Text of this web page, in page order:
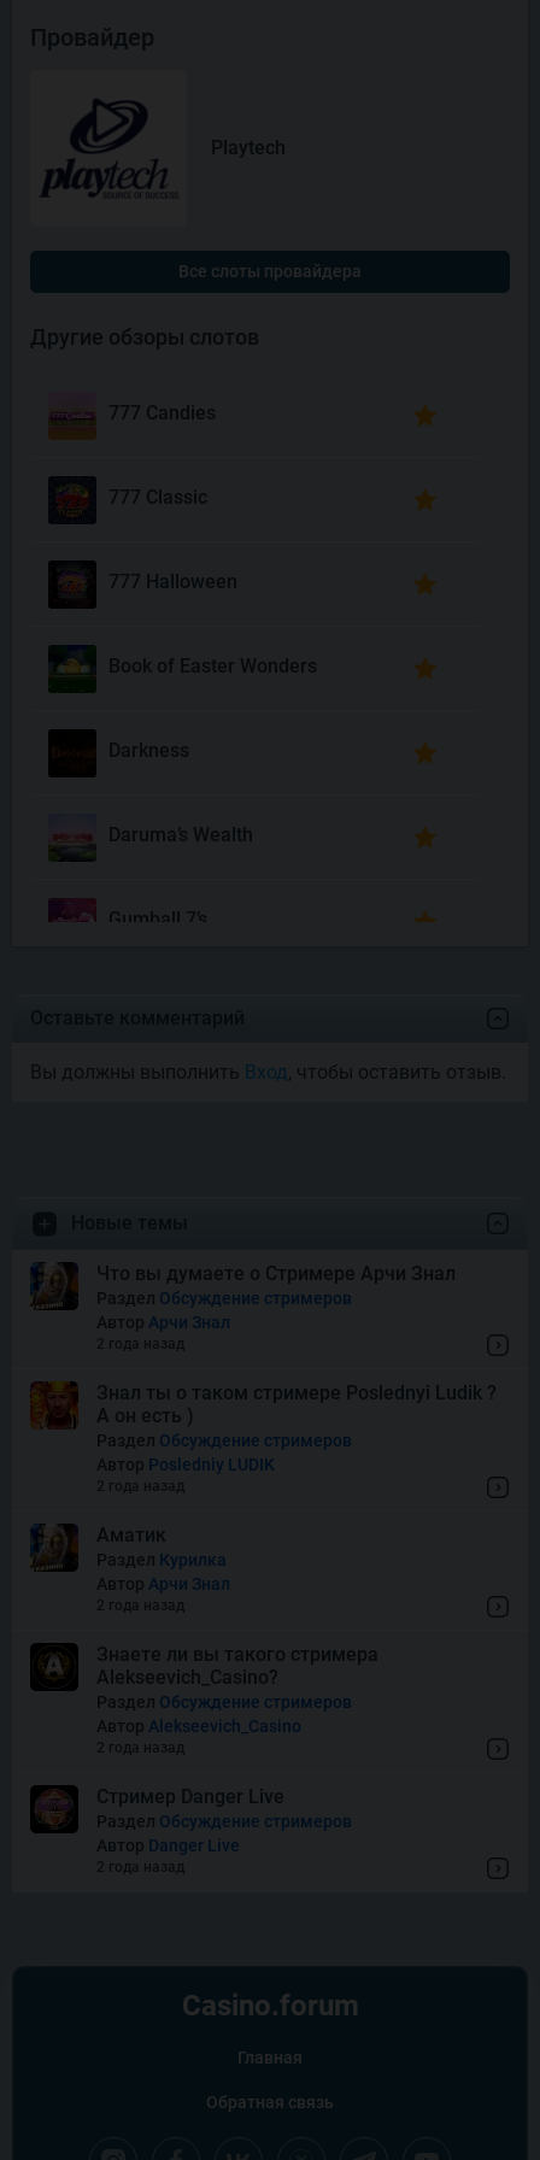
Провайдер
Playtech
Все слоты провайдера
Другие обзоры слотов
777 Candies
777 Classic
777 Halloween
Book of Easter Wonders
Darkness
Daruma’s Wealth
Gumball 7’s
Money Mariachi Infinity
Snake’s Gold Dream Drop
Squish
Thor of Asgard
Wishes
Вы должны выполнить Вход, чтобы оставить отзыв.
Что вы думаете о Стримере Арчи Знал
Раздел Обсуждение стримеров
Автор Арчи Знал
2 года назад
Знал ты о таком стримере Poslednyi Ludik ?
А он есть )
Раздел Обсуждение стримеров
Автор Posledniy LUDIK
2 года назад
Аматик
Раздел Курилка
Автор Арчи Знал
2 года назад
Знаете ли вы такого стримера
Alekseevich_Casino?
Раздел Обсуждение стримеров
Автор Alekseevich_Casino
2 года назад
Стример Danger Live
Раздел Обсуждение стримеров
Автор Danger Live
2 года назад
Casino.forum
Главная
Обратная связь